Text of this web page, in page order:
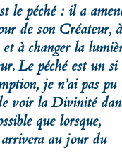
le péché : il a
de son Créateur, à
à changer la
Le péché est un si
je n’ai pas pu
voir la Divinité
que lorsque,
au jour du